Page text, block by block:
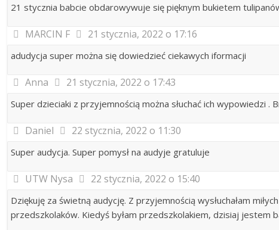
21 stycznia babcie obdarowywuje się pięknym bukietem
MARCIN F 21 stycznia, 2022 o 17:16
adudycja super można się dowiedzieć ciekawych iformacji
Anna 21 stycznia, 2022 o 17:43
Super dzieciaki z przyjemnością można słuchać ich wypowiedzi .
Daniel 22 stycznia, 2022 o 11:30
Super audycja. Super pomysł na audyje gratuluje
UTW Nysa 22 stycznia, 2022 o 15:40
Dziękuję za świetną audycję. Z przyjemnością wysłuchałam
przedszkolaków. Kiedyś byłam przedszkolakiem, dzisiaj jestem